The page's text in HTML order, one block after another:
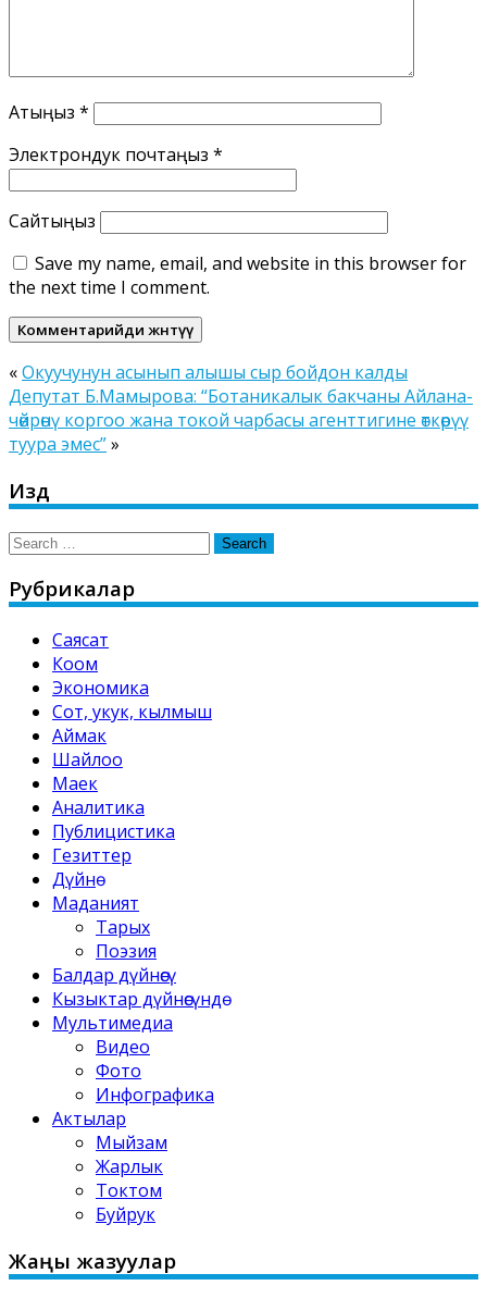
Атыңыз *
Электрондук почтаңыз *
Сайтыңыз
Save my name, email, and website in this browser for
the next time I comment.
«Окуучунун асынып алышы сыр бойдон калды
Депутат Б.Мамырова: “Ботаникалык бакчаны Айлана-
чөйрөнү коргоо жана токой чарбасы агенттигине өткөрүү
туура эмес”»
Издөө
Search
Рубрикалар
Саясат
Коом
Экономика
Сот, укук, кылмыш
Аймак
Шайлоо
Маек
Аналитика
Публицистика
Гезиттер
Дүйнө
Маданият
Тарых
Поэзия
Балдар дүйнөсү
Кызыктар дүйнөсүндө
Мультимедиа
Видео
Фото
Инфографика
Актылар
Мыйзам
Жарлык
Токтом
Буйрук
Жаңы жазуулар